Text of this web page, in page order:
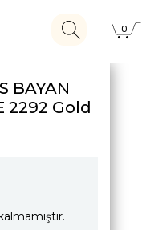
0
BAYAN
2292 Gold